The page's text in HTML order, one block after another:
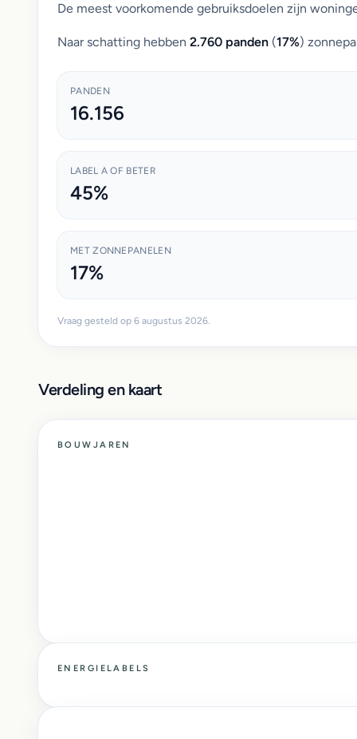
De meest voorkomende gebruiksdoelen zijn
Naar schatting hebben 2.760 panden (17%)
PANDEN
16.156
LABEL A OF BETER
45%
MET ZONNEPANELEN
17%
Vraag gesteld op 6 augustus 2026.
Verdeling en kaart
BOUWJAREN
ENERGIELABELS